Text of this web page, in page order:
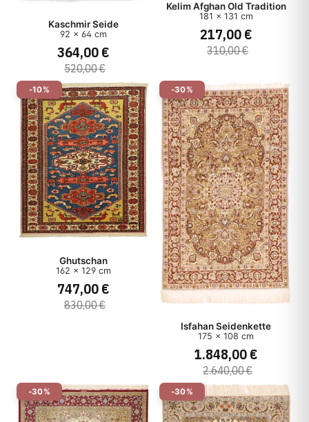
Kaschmir Seide
92 x 64 cm
364,00 €
520,00 €
Kelim Afghan Old Tradition
181 x 131 cm
217,00 €
310,00 €
-10%
Ghutschan
162 x 129 cm
747,00 €
830,00 €
-30%
Isfahan Seidenkette
175 x 108 cm
1.848,00 €
2.640,00 €
-30% -30%